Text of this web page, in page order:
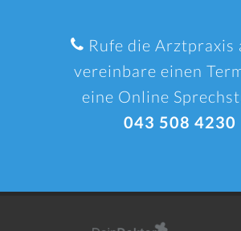
Rufe die Arztpraxis
vereinbare einen
eine Online
043 508 4230